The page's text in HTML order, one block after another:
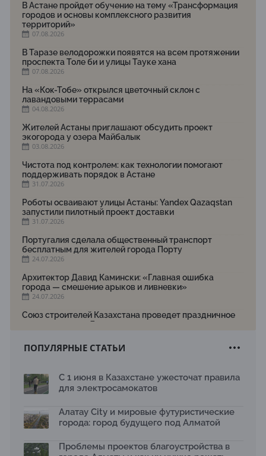
В Астане пройдет обучение на тему «Трансформация
городов и основы комплексного развития
территорий»
07.08.2026
В Таразе велодорожки появятся на всем протяжении
проспекта Толе би и улицы Тауке хана
07.08.2026
На «Кок-Тобе» открылся цветочный склон с
лавандовыми террасами
04.08.2026
Жителей Астаны приглашают обсудить проект
экогорода у озера Майбалык
03.08.2026
Чистота под контролем: как технологии помогают
поддерживать порядок в Астане
31.07.2026
Роботы осваивают улицы Астаны: Yandex Qazaqstan
запустили пилотный проект доставки
31.07.2026
Португалия сделала общественный транспорт
бесплатным для жителей города Порту
24.07.2026
Архитектор Давид Камински: «Главная ошибка
города — смешение арыков и ливневки»
24.07.2026
Союз строителей Казахстана проведет праздничное
мероприятие ко Дню строителя
Новый Строительный кодекс: что изменилось для
Бауыржана Байбахтиева
17.07.2026
рободоставки в Астане
15.07.2026
2026 принимает заявки до 31 июля
ПОПУЛЯРНЫЕ СТАТЬИ
С 1 июня в Казахстане ужесточат правила
для электросамокатов
Алатау City и мировые футуристические
города: город будущего под Алматой
Проблемы проектов благоустройства в